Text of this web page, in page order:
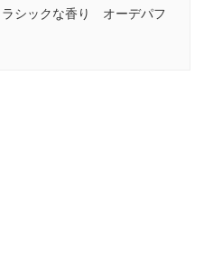
シックな香り オーデパフ